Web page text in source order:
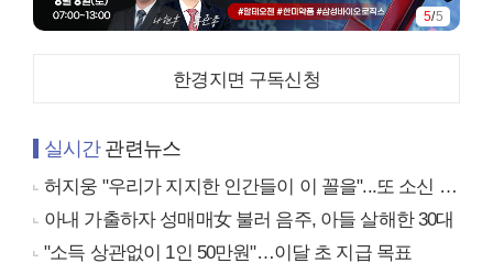
5/5
한경지면 구독신청
실시간관련뉴스
허지웅 "우리가 지지한 인간들이 이 꼴을"...또 소신 발언
아내 가출하자 성매매女 불러 음주, 아들 살해한 30대
"소득 상관없이 1인 50만원"…이달 초 지급 목표